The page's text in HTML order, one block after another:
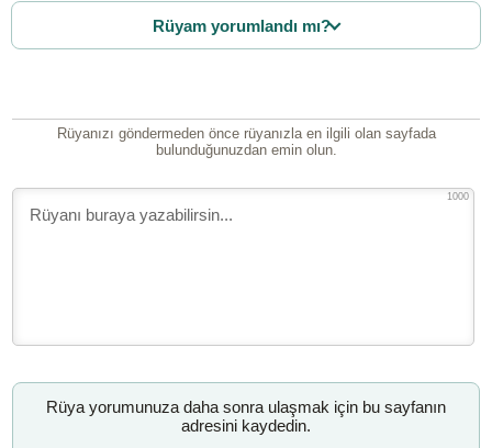
Rüyam yorumlandı mı?
Rüyanızı göndermeden önce rüyanızla en ilgili olan sayfada
bulunduğunuzdan emin olun.
1000
Rüya yorumunuza daha sonra ulaşmak için bu sayfanın
adresini kaydedin.